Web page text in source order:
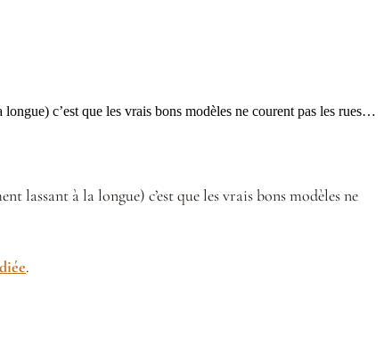
c’est que les vrais bons modèles ne courent pas les rues…
lassant à la longue) c’est que les vrais bons modèles ne
.